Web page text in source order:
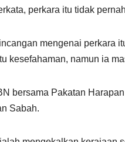
perkara itu tidak
mengenai perkara
kesefahaman, namun ia
bersama Pakatan
Sabah.